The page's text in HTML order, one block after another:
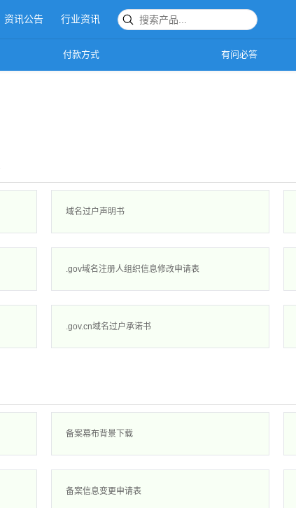
资讯公告 行业资讯
付款方式 有问必答
域名过户声明书
.gov域名注册人组织信息修改申请表
.gov.cn域名过户承诺书
备案幕布背景下载
备案信息变更申请表